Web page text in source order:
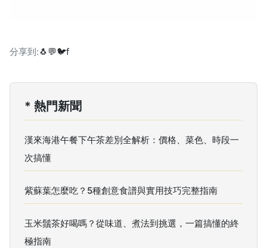
分享到:🐧💬🐦f
* 熱門新聞
漢來海港午餐下午茶差別全解析：價格、菜色、時段一
次搞懂
紫蘇葉怎麼吃？5種創意食譜與實用技巧完整指南
玉米鬚茶好喝嗎？從味道、煮法到挑選，一篇搞懂的終
極指南